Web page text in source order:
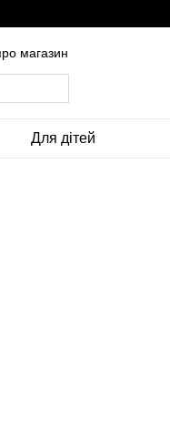
магазин
Для дітей